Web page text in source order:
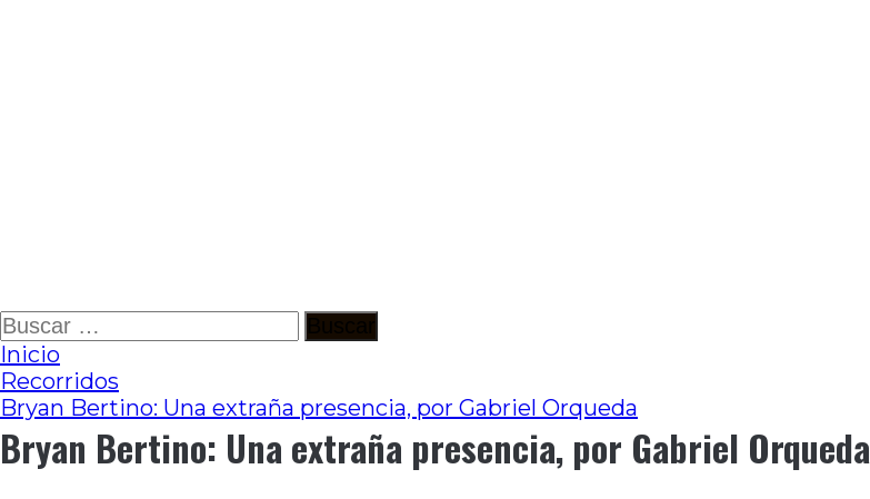
Ir
al
contenido
Buscar:
Inicio
Recorridos
Bryan Bertino: Una extraña presencia, por Gabriel Orqueda
Bryan Bertino: Una extraña presencia, por Gabriel Orqueda